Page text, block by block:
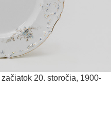
začiatok 20. storočia, 1900-